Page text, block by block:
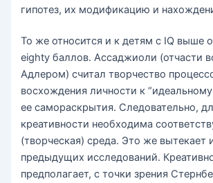
гипотез, их модификацию и
То же относится и к детям с IQ выше
eighty баллов. Ассаджиоли (отчасти
Адлером) считал творчество
восхождения личности к
ее самораскрытия. Следовательно,
креативности необходима
(творческая) среда. Это же вытекает
предыдущих исследований.
предполагает, с точки зрения